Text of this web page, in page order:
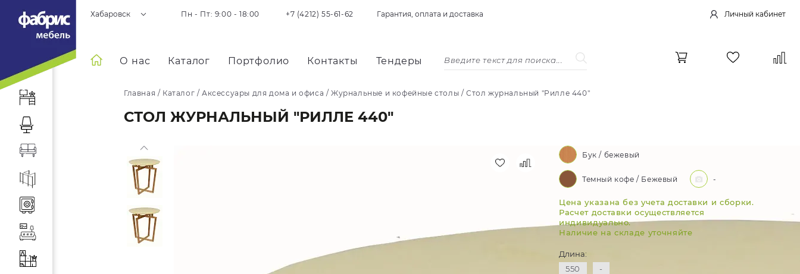
Хабаровск Пн - Пт: 9:00 - 18:00 +7 (4212) 55-61-62 Гарантия, оплата и доставка Личный кабинет
О нас Каталог Портфолио Контакты Тендеры
Главная / Каталог /Аксессуары для дома и офиса /Журнальные и кофейные столы /Стол журнальный "Рилле 440"
СТОЛ ЖУРНАЛЬНЫЙ "РИЛЛЕ 440"
Бук / бежевый
Темный кофе / Бежевый -
Цена указана без учета доставки и сборки.
Расчет доставки осуществляется
индивидуально.
Наличие на складе уточняйте
Длина:
550
-